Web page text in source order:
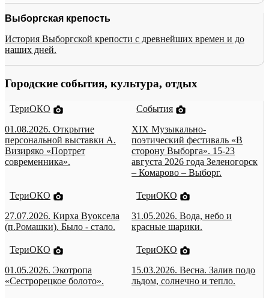
Выборгская крепость
История Выборгской крепости с древнейших времен и до
наших дней.
Городские события, культура, отдых
ТериОКО
01.08.2026. Открытие
персональной выставки А.
Визиряко «Портрет
современника».
События
XIX Музыкально-
поэтический фестиваль «В
сторону Выборга». 15-23
августа 2026 года Зеленогорск
– Комарово – Выборг.
ТериОКО
27.07.2026. Кирха Вуоксела
(п.Ромашки). Было - стало.
ТериОКО
31.05.2026. Вода, небо и
красные шарики.
ТериОКО
01.05.2026. Экотропа
«Сестрорецкое болото».
ТериОКО
15.03.2026. Весна. Залив подо
льдом, солнечно и тепло.